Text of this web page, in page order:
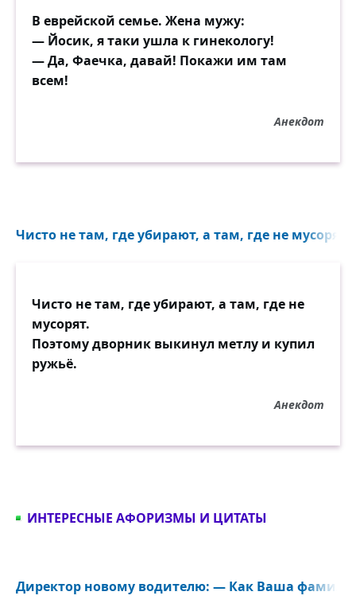
В еврейской семье. Жена мужу:
— Йосик, я таки ушла к гинекологу!
— Да, Фаечка, давай! Покажи им там
всем!
Анекдот
Чисто не там, где убирают, а там, где не
Чисто не там, где убирают, а там, где не
мусорят.
Поэтому дворник выкинул метлу и купил
ружьё.
Анекдот
ИНТЕРЕСНЫЕ АФОРИЗМЫ И ЦИТАТЫ
Директор новому водителю: — Как Ваша